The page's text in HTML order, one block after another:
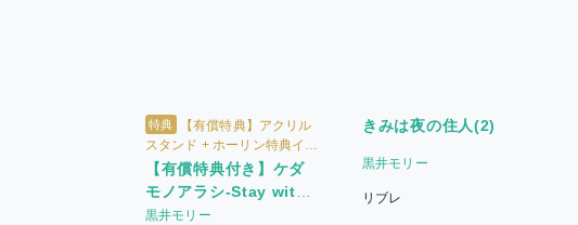
特典
【有償特典】アクリル
スタンド + ホーリン特典イラ
ストカード + 出版社ペーパー
【有償特典付き】ケダ
モノアラシ-Stay with
me baby!-
黒井モリー
きみは夜の住人(2)
黒井モリー
リブレ